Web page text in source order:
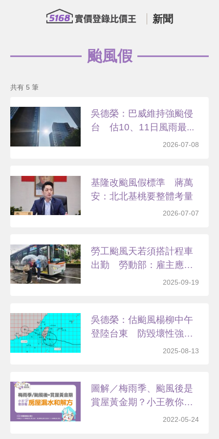
新聞
颱風假
共有 5 筆
吳德榮：巴威維持強颱侵
台 估10、11日風雨最...
2026-07-08
基隆改颱風假標準 蔣萬
安：北北基桃要整體考量
2026-07-07
勞工颱風天若須搭計程車
出勤 勞動部：雇主應出
2025-09-19
吳德榮：估颱風楊柳中午
登陸台東 防毀壞性強陣
2025-08-13
圖解／梅雨季、颱風後是
賞屋黃金期？小王教你看
2022-05-24